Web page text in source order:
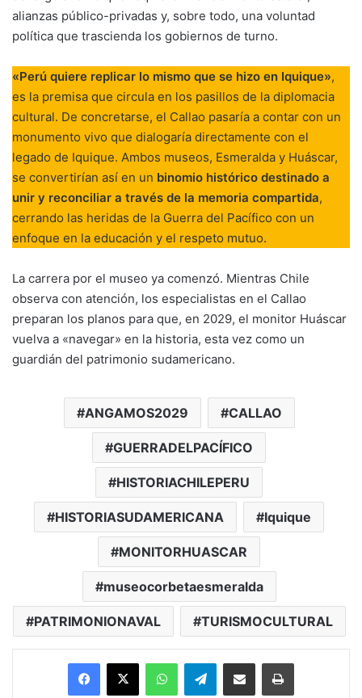
alianzas público-privadas y, sobre todo, una voluntad
política que trascienda los gobiernos de turno.
«Perú quiere replicar lo mismo que se hizo en Iquique»,
es la premisa que circula en los pasillos de la diplomacia
cultural. De concretarse, el Callao pasaría a contar con un
monumento vivo que dialogaría directamente con el
legado de Iquique. Ambos museos, Esmeralda y Huáscar,
se convertirían así en un binomio histórico destinado a
unir y reconciliar a través de la memoria compartida,
cerrando las heridas de la Guerra del Pacífico con un
enfoque en la educación y el respeto mutuo.
La carrera por el museo ya comenzó. Mientras Chile
observa con atención, los especialistas en el Callao
preparan los planos para que, en 2029, el monitor Huáscar
vuelva a «navegar» en la historia, esta vez como un
guardián del patrimonio sudamericano.
ANGAMOS2029 CALLAO
GUERRADELPACÍFICO
HISTORIACHILEPERU
HISTORIASUDAMERICANA Iquique
MONITORHUASCAR
museocorbetaesmeralda
PATRIMONIONAVAL TURISMOCULTURAL
Facebook
X WhatsAppTelegramEnviar vía email Imprimir